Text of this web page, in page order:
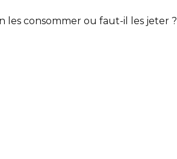
les consommer ou faut-il les jeter ?